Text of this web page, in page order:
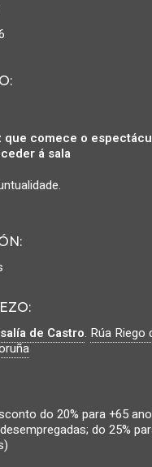
:
que comece o
á sala
:
de Castro. Rúa Riego
do 20% para +65
do 25%